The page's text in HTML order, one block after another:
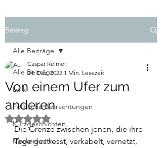
Beitrag
Alle Beiträge
Lyrik
Politische Betrachtungen
Kurzgeschichten
Medienkritik
Alle Beiträge
Von einem Ufer zum
anderen
Caspar Reimer
24. Dez. 2022 1 Min. Lesezeit
Mit NaN von 5 Sternen bewertet.
Die Grenze zwischen jenen, die ihre
Tage gestresst, verkabelt, vernetzt,